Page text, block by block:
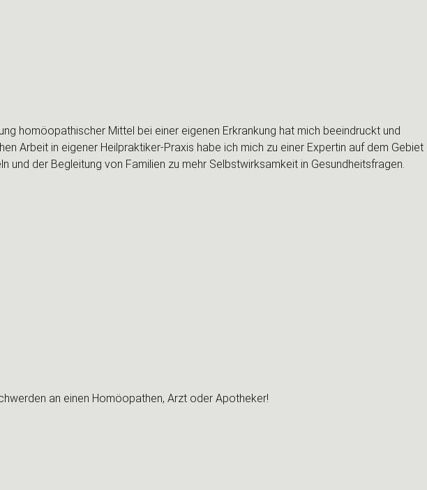
homöopathischer Mittel bei einer eigenen Erkrankung hat mich beeindruckt und
Arbeit in eigener Heilpraktiker-Praxis habe ich mich zu einer Expertin auf dem Gebiet
der Begleitung von Familien zu mehr Selbstwirksamkeit in Gesundheitsfragen.
an einen Homöopathen, Arzt oder Apotheker!